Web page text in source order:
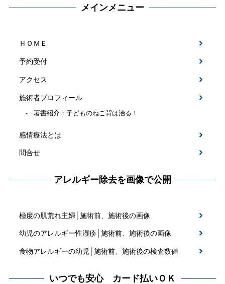
メインメニュー
ＨＯＭＥ
予約受付
アクセス
施術者プロフィール
著書紹介：子どものねこ背は治る！
感情療法とは
問合せ
アレルギー除去を画像で公開
極度の肌荒れ主婦│施術前、施術後の画像
幼児のアレルギー性湿疹│施術前、施術後の画像
食物アレルギーの幼児│施術前、施術後の検査数値
いつでも安心 カード払いＯＫ